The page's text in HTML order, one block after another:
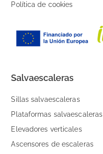
Política de cookies
Salvaescaleras
Sillas salvaescaleras
Plataformas salvaescaleras
Elevadores verticales
Ascensores de escaleras